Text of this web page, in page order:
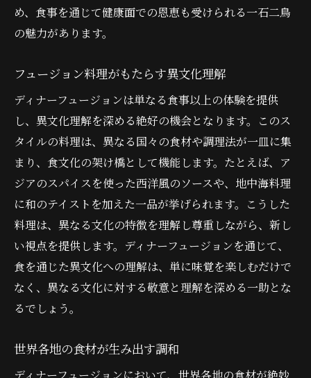
め、食事を通じて健康面での恩恵も受けられる一石二鳥
の魅力があります。
フュージョン料理がもたらす異文化理解
ディナーフュージョンは単なる食事以上の体験を提供
し、異文化理解を深める絶好の機会となります。このス
タイルの料理は、異なる国々の食材や調理法が一皿に集
まり、食文化の架け橋として機能します。たとえば、ア
ジアのスパイスを使った西洋風のソースや、地中海料理
に和のテイストを加えた一品が挙げられます。こうした
料理は、異なる文化の特徴を理解し尊重しながら、新し
い視点を提供します。ディナーフュージョンを通じて、
食を通じた異文化への理解は、単に味覚を楽しむだけで
なく、異なる文化に対する敬意と理解を深める一助とな
るでしょう。
世界各地の食材が生み出す調和